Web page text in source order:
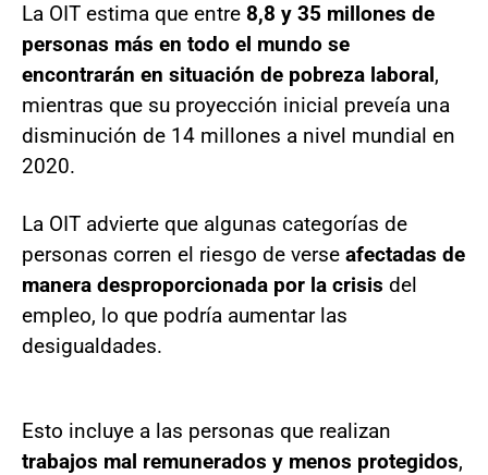
La OIT estima que entre 8,8 y 35 millones de
personas más en todo el mundo se
encontrarán en situación de pobreza laboral,
mientras que su proyección inicial preveía una
disminución de 14 millones a nivel mundial en
2020.
La OIT advierte que algunas categorías de
personas corren el riesgo de verse afectadas de
manera desproporcionada por la crisis del
empleo, lo que podría aumentar las
desigualdades.
Esto incluye a las personas que realizan
trabajos mal remunerados y menos protegidos,